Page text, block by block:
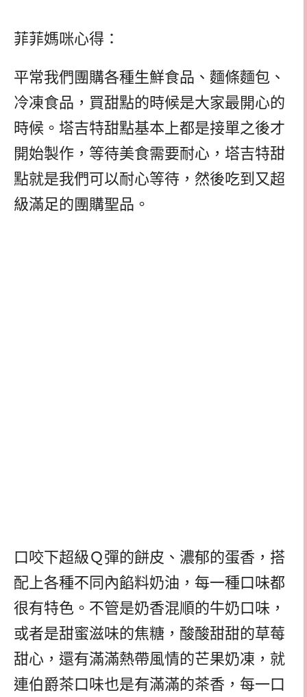
菲菲媽咪心得：
平常我們團購各種生鮮食品、麵條麵包、
冷凍食品，買甜點的時候是大家最開心的
時候。塔吉特甜點基本上都是接單之後才
開始製作，等待美食需要耐心，塔吉特甜
點就是我們可以耐心等待，然後吃到又超
級滿足的團購聖品。
口咬下超級Ｑ彈的餅皮、濃郁的蛋香，搭
配上各種不同內餡料奶油，每一種口味都
很有特色。不管是奶香混順的牛奶口味，
或者是甜蜜滋味的焦糖，酸酸甜甜的草莓
甜心，還有滿滿熱帶風情的芒果奶凍，就
連伯爵茶口味也是有滿滿的茶香，每一口